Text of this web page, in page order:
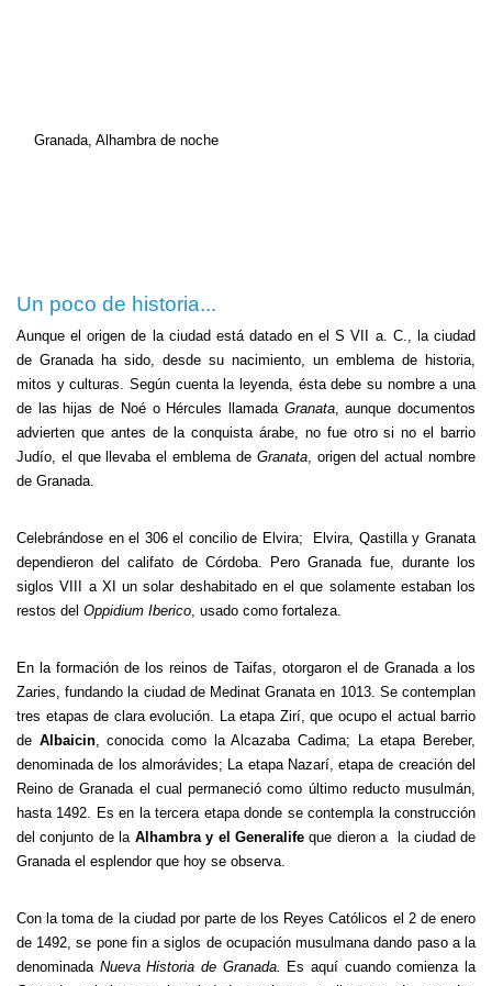
Granada, Alhambra de noche
Un poco de historia...
Aunque el origen de la ciudad está datado en el S VII a. C., la ciudad
de Granada ha sido, desde su nacimiento, un emblema de historia,
mitos y culturas. Según cuenta la leyenda, ésta debe su nombre a una
de las hijas de Noé o Hércules llamada Granata, aunque documentos
advierten que antes de la conquista árabe, no fue otro si no el barrio
Judío, el que llevaba el emblema de Granata, origen del actual nombre
de Granada.
Celebrándose en el 306 el concilio de Elvira; Elvira, Qastilla y Granata
dependieron del califato de Córdoba. Pero Granada fue, durante los
siglos VIII a XI un solar deshabitado en el que solamente estaban los
restos del Oppidium Iberico, usado como fortaleza.
En la formación de los reinos de Taifas, otorgaron el de Granada a los
Zaries, fundando la ciudad de Medinat Granata en 1013. Se contemplan
tres etapas de clara evolución. La etapa Zirí, que ocupo el actual barrio
de Albaicin, conocida como la Alcazaba Cadima; La etapa Bereber,
denominada de los almorávides; La etapa Nazarí, etapa de creación del
Reino de Granada el cual permaneció como último reducto musulmán,
hasta 1492. Es en la tercera etapa donde se contempla la construcción
del conjunto de la Alhambra y el Generalife que dieron a la ciudad de
Granada el esplendor que hoy se observa.
Con la toma de la ciudad por parte de los Reyes Católicos el 2 de enero
de 1492, se pone fin a siglos de ocupación musulmana dando paso a la
denominada Nueva Historia de Granada. Es aquí cuando comienza la